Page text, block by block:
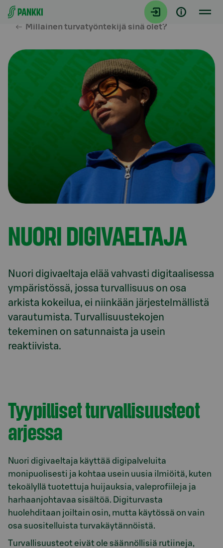
Siirry suoraan sisältöön
Millainen turvatyöntekijä sinä olet?
NUORI DIGIVAELTAJA
Nuori digivaeltaja elää vahvasti digitaalisessa
ympäristössä, jossa turvallisuus on osa
arkista kokeilua, ei niinkään järjestelmällistä
varautumista. Turvallisuustekojen
tekeminen on satunnaista ja usein
reaktiivista.
Tyypilliset tur­val­li­suus­te­ot
arjessa
Nuori digivaeltaja käyttää digipalveluita
monipuolisesti ja kohtaa usein uusia ilmiöitä, kuten
tekoälyllä tuotettuja huijauksia, valeprofiileja ja
harhaanjohtavaa sisältöä. Digiturvasta
huolehditaan joiltain osin, mutta käytössä on vain
osa suositelluista turvakäytännöistä.
Turvallisuusteot eivät ole säännöllisiä rutiineja,